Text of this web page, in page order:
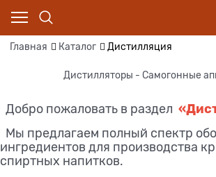
Главная Каталог Дистилляция
Дистилляторы - Самогонные
Добро пожаловать в раздел
Мы предлагаем полный спектр
ингредиентов для производства
спиртных напитков.